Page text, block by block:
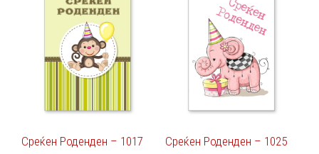
Среќен Роденден – 1017 Среќен Роденден – 1025